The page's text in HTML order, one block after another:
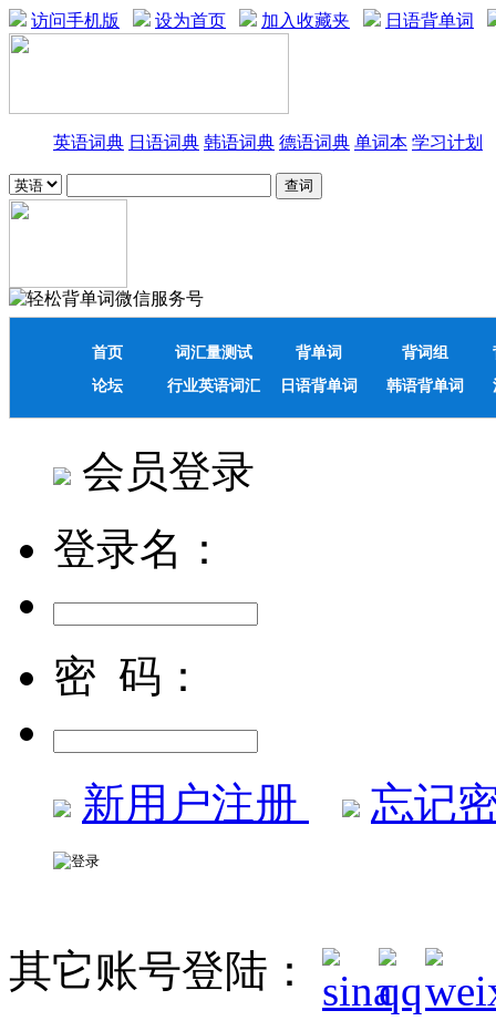
访问手机版 设为首页 加入收藏夹 日语背单词
英语词典 日语词典 韩语词典 德语词典 单词本 学习计划
首页 词汇量测试 背单词 背词组
论坛
行业英语词汇 日语背单词 韩语背单词
会员登录
登录名：
密 码：
新用户注册 忘记
其它账号登陆：